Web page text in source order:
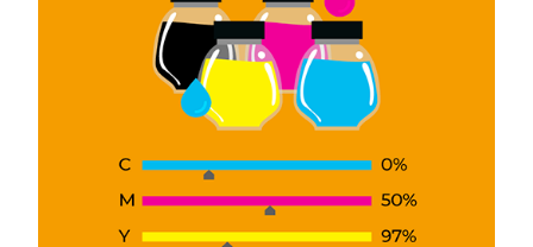
Levertijden
GROTE OPLAGE DRUKKEN
Offset drukken
Hoe werkt offset drukken
Boek uitgeven